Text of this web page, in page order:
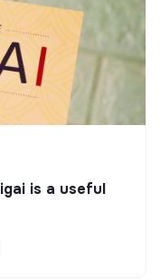
is a useful